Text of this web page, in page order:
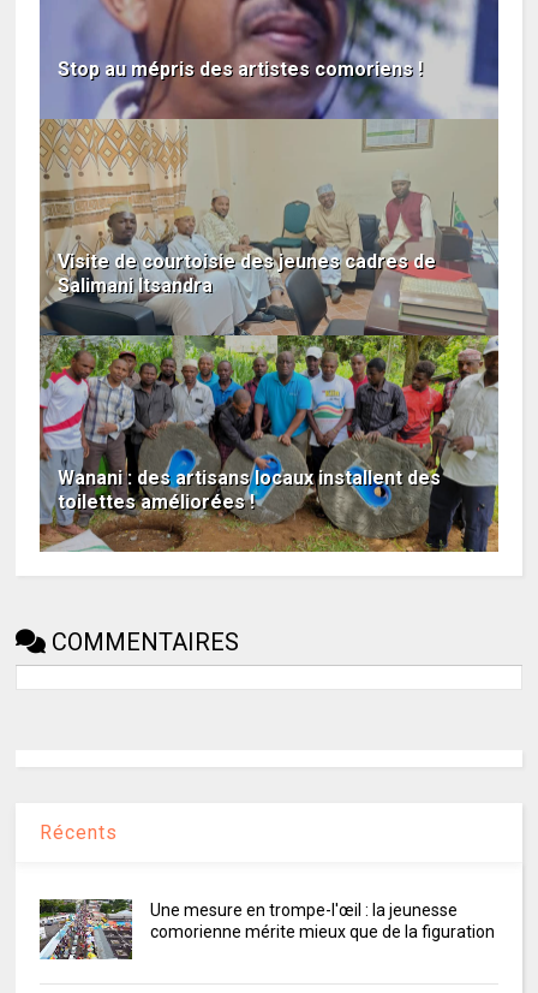
Stop au mépris des artistes comoriens !
Visite de courtoisie des jeunes cadres de
Salimani Itsandra
Wanani : des artisans locaux installent des
toilettes améliorées !
COMMENTAIRES
Récents
Une mesure en trompe-l'œil : la jeunesse
comorienne mérite mieux que de la figuration